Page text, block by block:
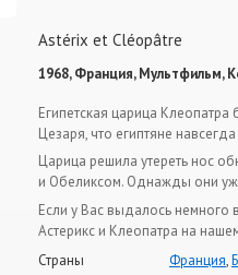
Astérix et Cléopâtre
1968, Франция, Мультфильм,
Египетская царица
Цезаря, что египтяне
Царица решила утереть нос
и Обеликсом. Однажды они
Если у Вас выдалось немного
Астерикс и Клеопатра на
Страны
Франция,